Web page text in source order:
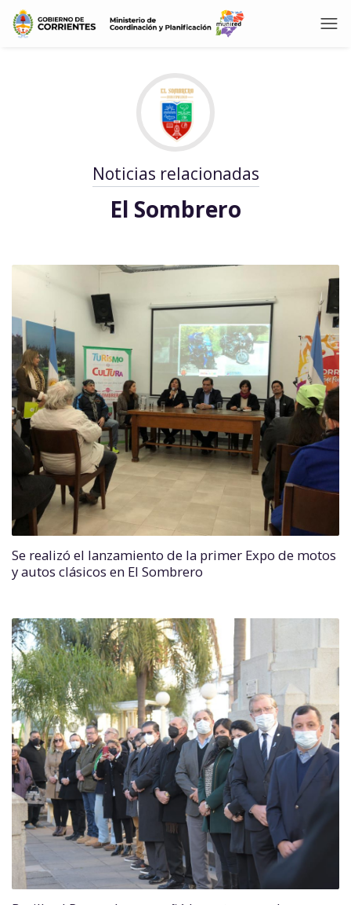
Noticias relacionadas
El Sombrero
Se realizó el lanzamiento de la primer Expo de motos
y autos clásicos en El Sombrero